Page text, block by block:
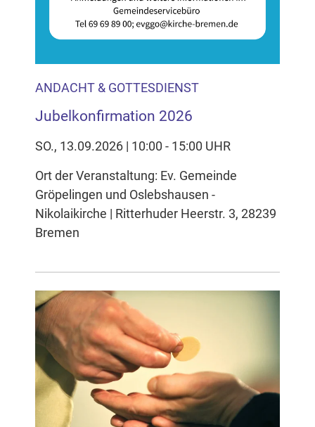
ANDACHT & GOTTESDIENST
Jubelkonfirmation 2026
SO., 13.09.2026 | 10:00 - 15:00 UHR
Ort der Veranstaltung: Ev. Gemeinde
Gröpelingen und Oslebshausen -
Nikolaikirche | Ritterhuder Heerstr. 3, 28239
Bremen